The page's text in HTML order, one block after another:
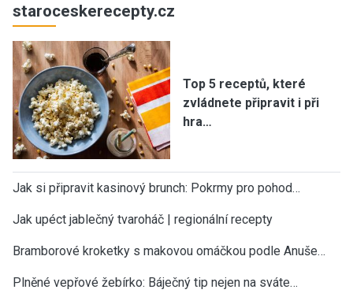
staroceskerecepty.cz
Top 5 receptů, které
zvládnete připravit i při
hra…
Jak si připravit kasinový brunch: Pokrmy pro pohod…
Jak upéct jablečný tvaroháč | regionální recepty
Bramborové kroketky s makovou omáčkou podle Anuše…
Plněné vepřové žebírko: Báječný tip nejen na sváte…